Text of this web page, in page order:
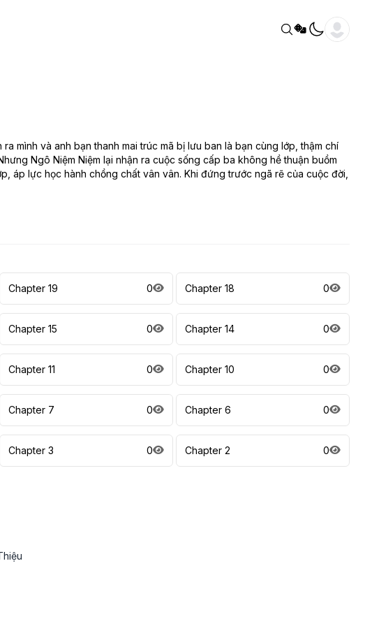
mình và anh bạn thanh mai trúc mã bị lưu ban là bạn cùng lớp, thậm chí
Ngô Niệm Niệm lại nhận ra cuộc sống cấp ba không hề thuận buồm
áp lực học hành chồng chất vân vân. Khi đứng trước ngã rẽ của cuộc đời,
Chapter 19 0 Chapter 18 0
Chapter 15 0 Chapter 14 0
Chapter 11 0 Chapter 10 0
Chapter 7 0 Chapter 6 0
Chapter 3 0 Chapter 2 0